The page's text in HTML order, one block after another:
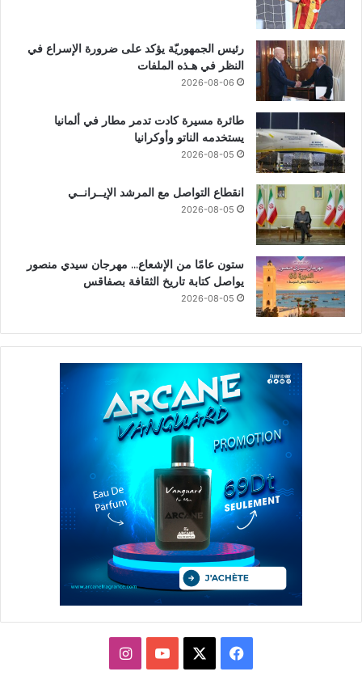
رئيس الجمهوريّة يؤكد على ضرورة الإسراع في
النظر في هـذه الملفات
2026-08-06
طائرة مسيرة كادت تدمر مطار في ألمانيا
يستخدمه الناتو وأوكرانيا
2026-08-05
انقطاع التواصل مع المرشد الإيــرانــي
2026-08-05
ستون عامًا من الإشعاع… مهرجان سيدي منصور
يواصل كتابة تاريخ الثقافة بصفاقس
2026-08-05
فيسبوك يوتيوبانستقرام